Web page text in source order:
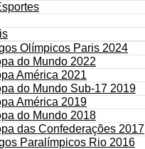
Olímpicos Paris 2024
do Mundo 2022
América 2021
do Mundo Sub-17 2019
América 2019
do Mundo 2018
das Confederações 2017
Paralímpicos Rio 2016